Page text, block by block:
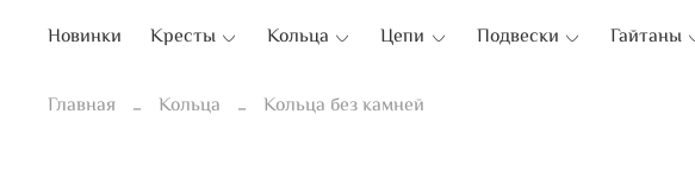
Новинки Кресты Кольца Цепи Подвески Гайтаны
Главная Кольца Кольца без камней